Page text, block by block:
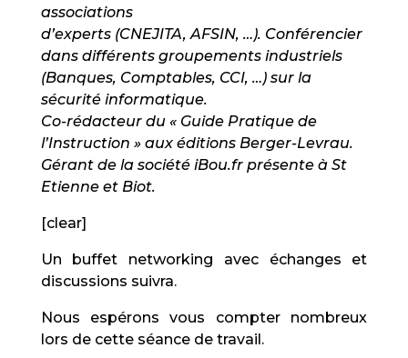
associations
d’experts (CNEJITA, AFSIN, …). Conférencier
dans différents groupements industriels
(Banques, Comptables, CCI, …) sur la
sécurité informatique.
Co-rédacteur du « Guide Pratique de
l’Instruction » aux éditions Berger-Levrau.
Gérant de la société iBou.fr présente à St
Etienne et Biot.
[clear]
Un buffet networking avec échanges et
discussions suivra.
Nous espérons vous compter nombreux
lors de cette séance de travail.